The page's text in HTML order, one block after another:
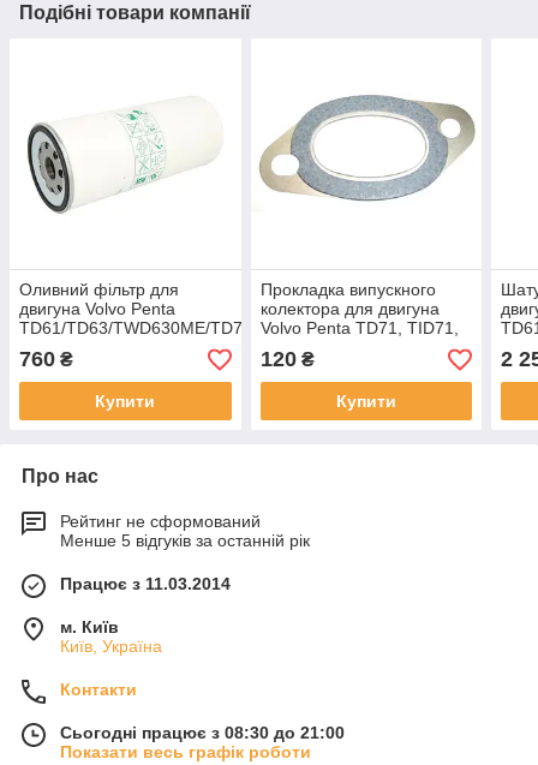
Подібні товари компанії
Оливний фільтр для
двигуна Volvo Penta
TD61/TD63/TWD630ME/TD71
760 ₴
Купити
Прокладка випускного
колектора для двигуна
Volvo Penta TD71, TID71,
TD61, TD63
120₴
Купити
2
Про нас
Рейтинг не сформований
Менше 5 відгуків за останній рік
Працює з 11.03.2014
м. Київ
Київ, Україна
Контакти
Сьогодні працює з 08:30 до 21:00
Показати весь графік роботи